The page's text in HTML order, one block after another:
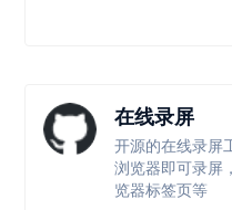
在线录屏
开源的在线录屏
浏览器即可录屏
览器标签页等